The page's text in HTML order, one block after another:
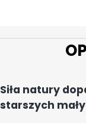
Siła natury
starszych